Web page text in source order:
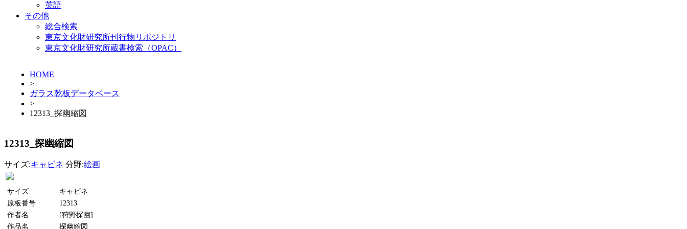
英語
その他
総合検索
東京文化財研究所刊行物リポジトリ
東京文化財研究所蔵書検索（OPAC）
HOME
>
ガラス乾板データベース
>
12313_探幽縮図
12313_探幽縮図
サイズ:キャビネ 分野:絵画
サイズ
キャビネ
原板番号
12313
作者名
[狩野探幽]
作品名
探幽縮図